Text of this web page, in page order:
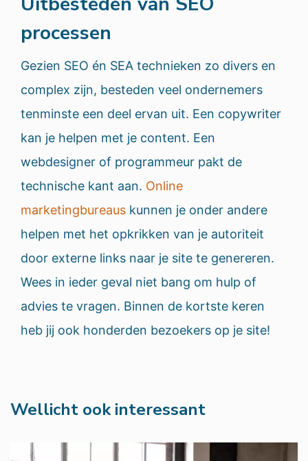
processen
Gezien SEO én SEA technieken zo divers en
complex zijn, besteden veel ondernemers
tenminste een deel ervan uit. Een copywriter
kan je helpen met je content. Een
webdesigner of programmeur pakt de
technische kant aan. Online
marketingbureaus kunnen je onder andere
helpen met het opkrikken van je autoriteit
door externe links naar je site te genereren.
Wees in ieder geval niet bang om hulp of
advies te vragen. Binnen de kortste keren
heb jij ook honderden bezoekers op je site!
Wellicht ook interessant